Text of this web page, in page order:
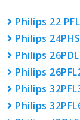
Philips 22
Philips
Philips
Philips
Philips
Philips